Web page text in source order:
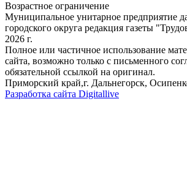
Возрастное ограничение
Муниципальное унитарное предприятие
городского округа редакция газеты
2026 г.
Полное или частичное использование
сайта, возможно только с письменного
обязательной ссылкой на оригинал.
Приморский край,г. Дальнегорск,
Разработка сайта Digitallive